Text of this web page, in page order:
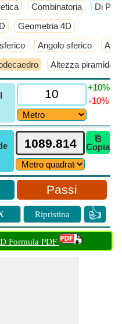
Combinatoria ​Di Più
Geometria 4D
Angolo sferico
Altezza
+10%
-10%
⎘
Copia
Passi
Ripristina 👍
Formula PDF